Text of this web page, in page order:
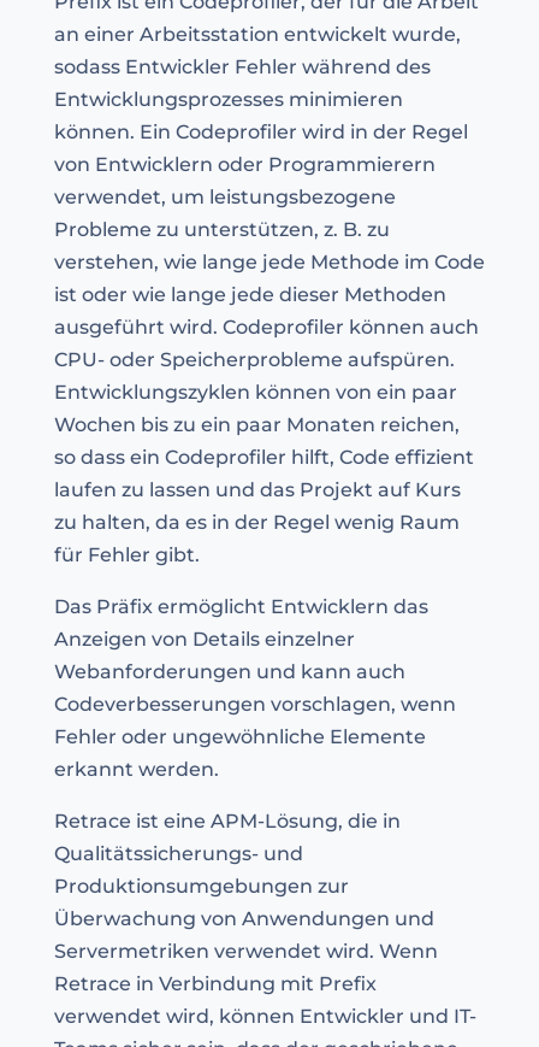
an einer Arbeitsstation entwickelt wurde,
sodass Entwickler Fehler während des
Entwicklungsprozesses minimieren
können. Ein Codeprofiler wird in der Regel
von Entwicklern oder Programmierern
verwendet, um leistungsbezogene
Probleme zu unterstützen, z. B. zu
verstehen, wie lange jede Methode im Code
ist oder wie lange jede dieser Methoden
ausgeführt wird. Codeprofiler können auch
CPU- oder Speicherprobleme aufspüren.
Entwicklungszyklen können von ein paar
Wochen bis zu ein paar Monaten reichen,
so dass ein Codeprofiler hilft, Code effizient
laufen zu lassen und das Projekt auf Kurs
zu halten, da es in der Regel wenig Raum
für Fehler gibt.
Das Präfix ermöglicht Entwicklern das
Anzeigen von Details einzelner
Webanforderungen und kann auch
Codeverbesserungen vorschlagen, wenn
Fehler oder ungewöhnliche Elemente
erkannt werden.
Retrace ist eine APM-Lösung, die in
Qualitätssicherungs- und
Produktionsumgebungen zur
Überwachung von Anwendungen und
Servermetriken verwendet wird. Wenn
Retrace in Verbindung mit Prefix
verwendet wird, können Entwickler und IT-